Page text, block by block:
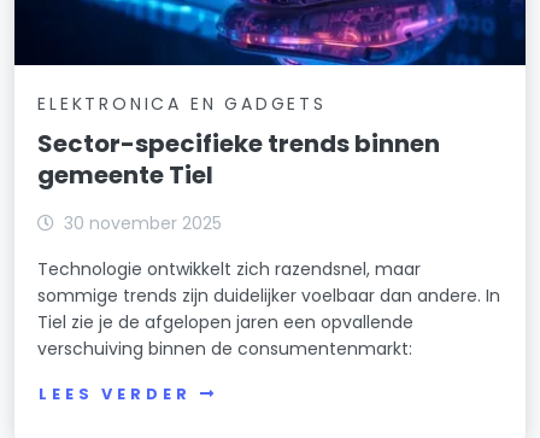
ELEKTRONICA EN GADGETS
Sector-specifieke trends binnen
gemeente Tiel
30 november 2025
Technologie ontwikkelt zich razendsnel, maar
sommige trends zijn duidelijker voelbaar dan andere. In
Tiel zie je de afgelopen jaren een opvallende
verschuiving binnen de consumentenmarkt:
LEES VERDER